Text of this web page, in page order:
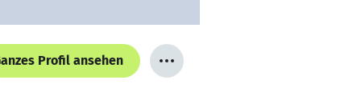
Profil ansehen